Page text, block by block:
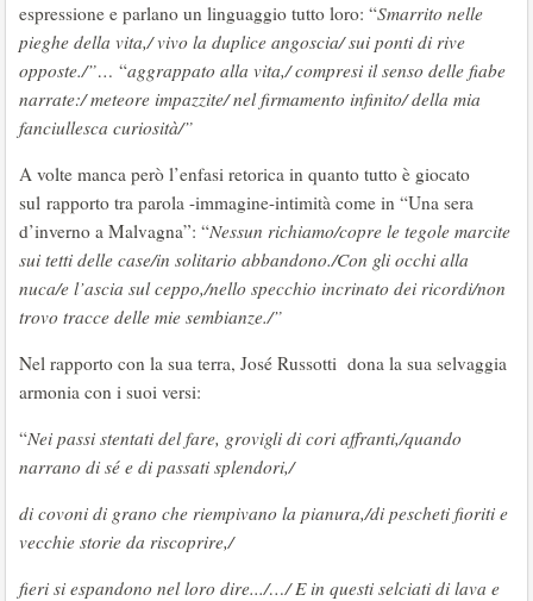
espressione e parlano un linguaggio tutto loro: “Smarrito nelle
pieghe della vita,/ vivo la duplice angoscia/ sui ponti di rive
opposte./”… “aggrappato alla vita,/ compresi il senso delle fiabe
narrate:/ meteore impazzite/ nel firmamento infinito/ della mia
fanciullesca curiosità/”
A volte manca però l’enfasi retorica in quanto tutto è giocato
sul rapporto tra parola -immagine-intimità come in “Una sera
d’inverno a Malvagna”: “Nessun richiamo/copre le tegole marcite
sui tetti delle case/in solitario abbandono./Con gli occhi alla
nuca/e l’ascia sul ceppo,/nello specchio incrinato dei ricordi/non
trovo tracce delle mie sembianze./”
Nel rapporto con la sua terra, José Russotti dona la sua selvaggia
armonia con i suoi versi:
“Nei passi stentati del fare, grovigli di cori affranti,/quando
narrano di sé e di passati splendori,/
di covoni di grano che riempivano la pianura,/di pescheti fioriti e
vecchie storie da riscoprire,/
fieri si espandono nel loro dire.../…/ E in questi selciati di lava e